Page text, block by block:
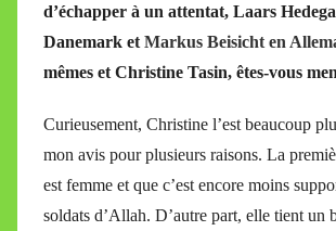
d’échapper à un attentat, Laars
Danemark et Markus Beisicht en
mêmes et Christine Tasin, êtes-vous
Curieusement, Christine l’est beaucoup
mon avis pour plusieurs raisons. La
est femme et que c’est encore moins
soldats d’Allah. D’autre part, elle tient un